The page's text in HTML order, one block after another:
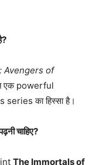
Avengers of
एक powerful
का हिस्सा है।
चाहिए?
The Immortals of